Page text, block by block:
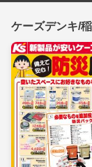
ケーズデンキ/